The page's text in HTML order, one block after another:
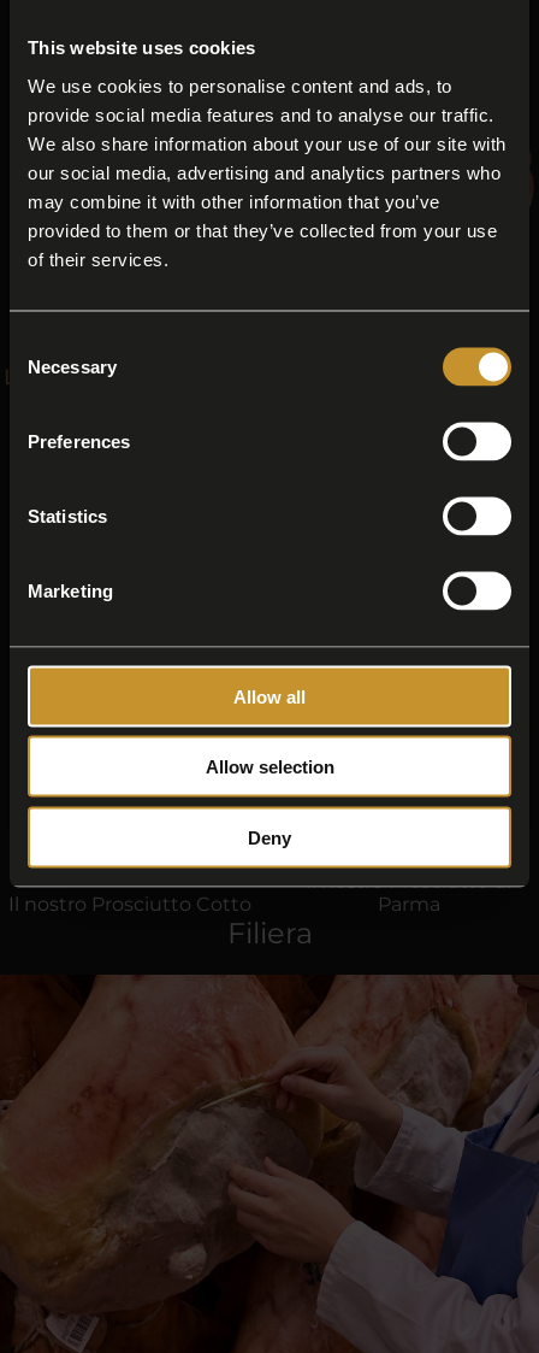
This website uses cookies
We use cookies to personalise content and ads, to
provide social media features and to analyse our traffic.
We also share information about your use of our site with
our social media, advertising and analytics partners who
may combine it with other information that you’ve
provided to them or that they’ve collected from your use
of their services.
Selection
Necessary
Preferences
Statistics
Marketing
Allow all
Allow selection
Deny
La Pancetta Stagionata
stagionata di filiera
Mortadella Classica
La nostra Mortadella
Classica di filiera
Pancrazio
Il nostro Prosciutto Cotto
Il nostro Prosciutto di
Parma
Filiera